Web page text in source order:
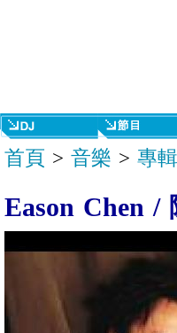
首頁 > 音樂 > 專
Eason Chen /